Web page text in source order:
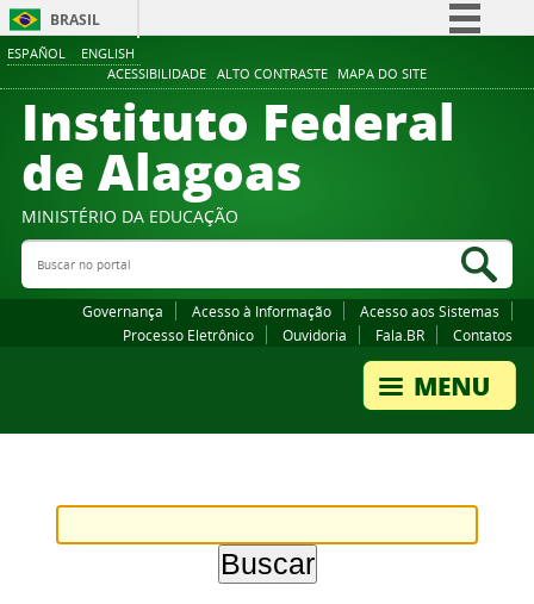
ESPAÑOL ENGLISH
ACESSIBILIDADE ALTO CONTRASTE MAPA DO SITE
BRASIL
Comunica BR
Participe
Canais
Instituto Federal
de Alagoas
MINISTÉRIO DA EDUCAÇÃO
Buscar no portal
Governança Acesso à Informação
Acesso aos Sistemas
Processo Eletrônico
Ouvidoria Fala.BR Contatos